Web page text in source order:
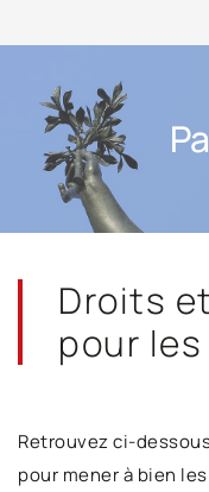
Droits
pour
Retrouvez ci-
pour mener à bien